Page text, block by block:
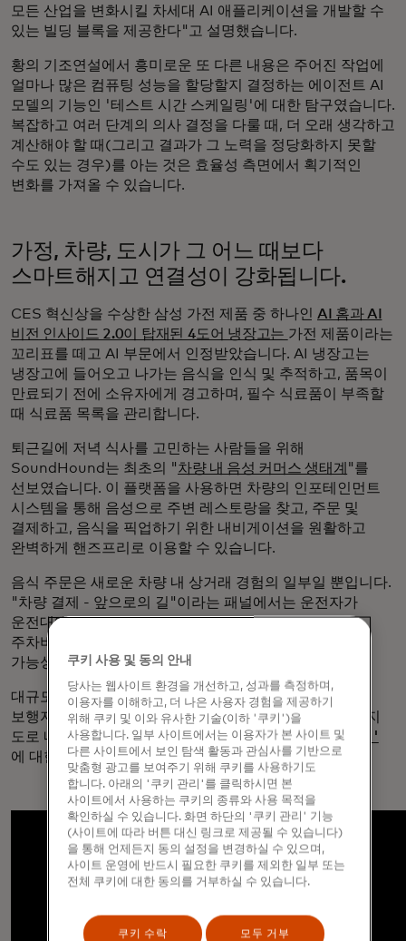
모든 산업을 변화시킬 차세대 AI 애플리케이션을 개발할 수
있는 빌딩 블록을 제공한다"고 설명했습니다.
황의 기조연설에서 흥미로운 또 다른 내용은 주어진 작업에
얼마나 많은 컴퓨팅 성능을 할당할지 결정하는 에이전트 AI
모델의 기능인 '테스트 시간 스케일링'에 대한 탐구였습니다.
복잡하고 여러 단계의 의사 결정을 다룰 때, 더 오래 생각하고
계산해야 할 때(그리고 결과가 그 노력을 정당화하지 못할
수도 있는 경우)를 아는 것은 효율성 측면에서 획기적인
변화를 가져올 수 있습니다.
가정, 차량, 도시가 그 어느 때보다
스마트해지고 연결성이 강화됩니다.
CES 혁신상을 수상한 삼성 가전 제품 중 하나인 AI 홈과 AI
비전 인사이드 2.0이 탑재된 4도어 냉장고는 가전 제품이라는
꼬리표를 떼고 AI 부문에서 인정받았습니다. AI 냉장고는
냉장고에 들어오고 나가는 음식을 인식 및 추적하고, 품목이
만료되기 전에 소유자에게 경고하며, 필수 식료품이 부족할
때 식료품 목록을 관리합니다.
퇴근길에 저녁 식사를 고민하는 사람들을 위해
SoundHound는 최초의 "차량 내 음성 커머스 생태계 "를
선보였습니다. 이 플랫폼을 사용하면 차량의 인포테인먼트
시스템을 통해 음성으로 주변 레스토랑을 찾고, 주문 및
결제하고, 음식을 픽업하기 위한 내비게이션을 원활하고
완벽하게 핸즈프리로 이용할 수 있습니다.
음식 주문은 새로운 차량 내 상거래 경험의 일부일 뿐입니다.
"차량 결제 - 앞으로의 길"이라는 패널에서는 운전자가
운전대에서 손을 떼거나 도로에서 눈을 떼지 않고도
주차비나 이벤트 티켓을 결제할 수 있는
가능성에 대해 논의했습니다.
대규모 스마트 기술을 꿈꾸는 사람들을 위해 도요타는
보행자, 고속 차량, 저속 개인 교통수단으로 구성된 세 가지
도로 네트워크를 반영한 미래형 스마트 시티인'우븐 시티'
에 대한 업데이트를 제공했습니다.
쿠키 사용 및 동의 안내
당사는 웹사이트 환경을 개선하고, 성과를 측정하며,
이용자를 이해하고, 더 나은 사용자 경험을 제공하기
위해 쿠키 및 이와 유사한 기술(이하 '쿠키')을
사용합니다. 일부 사이트에서는 이용자가 본 사이트 및
다른 사이트에서 보인 탐색 활동과 관심사를 기반으로
맞춤형 광고를 보여주기 위해 쿠키를 사용하기도
합니다. 아래의 '쿠키 관리'를 클릭하시면 본
사이트에서 사용하는 쿠키의 종류와 사용 목적을
확인하실 수 있습니다. 화면 하단의 '쿠키 관리' 기능
(사이트에 따라 버튼 대신 링크로 제공될 수 있습니다)
을 통해 언제든지 동의 설정을 변경하실 수 있으며,
사이트 운영에 반드시 필요한 쿠키를 제외한 일부 또는
전체 쿠키에 대한 동의를 거부하실 수 있습니다.
쿠키 수락 모두 거부